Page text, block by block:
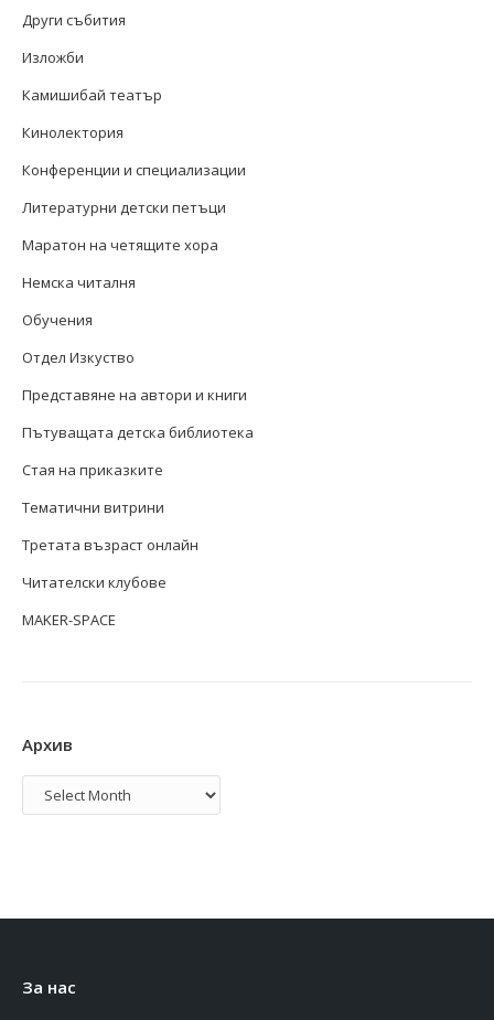
Други събития
Изложби
Камишибай театър
Кинолектория
Конференции и специализации
Литературни детски петъци
Маратон на четящите хора
Немска читалня
Обучения
Отдел Изкуство
Представяне на автори и книги
Пътуващата детска библиотека
Стая на приказките
Тематични витрини
Третата възраст онлайн
Читателски клубове
MAKER-SPACE
Архив
Архив
За нас